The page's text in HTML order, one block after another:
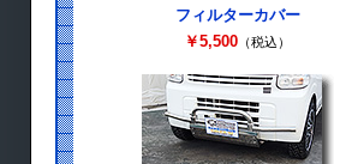
フィルターカバー
￥5,500 （税込）